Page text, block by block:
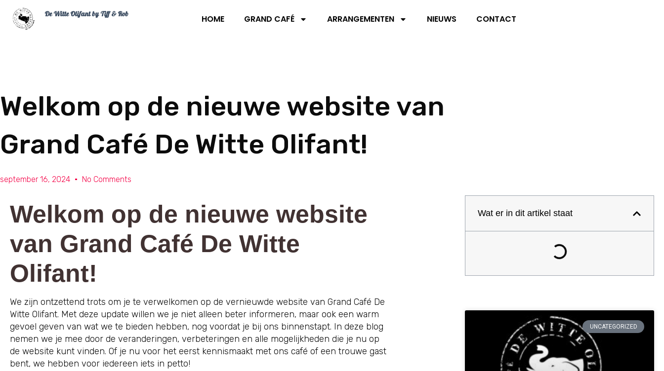
De Witte Olifant by Tiff & Rob HOME GRAND CAFÉ ARRANGEMENTEN NIEUWS CONTACT
Welkom op de nieuwe website van
Grand Café De Witte Olifant!
september 16, 2024 No Comments
Welkom op de nieuwe website
van Grand Café De Witte
Olifant!
We zijn ontzettend trots om je te verwelkomen op de vernieuwde website van Grand Café De
Witte Olifant. Met deze update willen we je niet alleen beter informeren, maar ook een warm
gevoel geven van wat we te bieden hebben, nog voordat je bij ons binnenstapt. In deze blog
nemen we je mee door de veranderingen, verbeteringen en alle mogelijkheden die je nu op
de website kunt vinden. Of je nu voor het eerst kennismaakt met ons café of een trouwe gast
bent, we hebben voor iedereen iets in petto!
Wat er in dit artikel staat
UNCATEGORIZED